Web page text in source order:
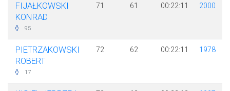
FIJAŁKOWSKI
KONRAD
95
71 61 00:22:11 2000
PIETRZAKOWSKI
ROBERT
17
72 62 00:22:11 1978